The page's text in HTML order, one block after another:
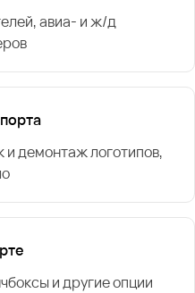
авиа- и ж/д
и демонтаж логотипов,
и другие опции